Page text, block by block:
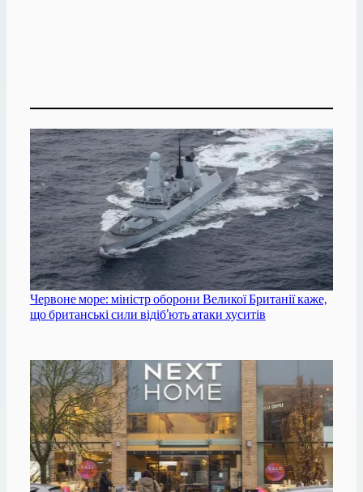
Червоне море: міністр оборони Великої Британії каже,
що британські сили відіб’ють атаки хуситів